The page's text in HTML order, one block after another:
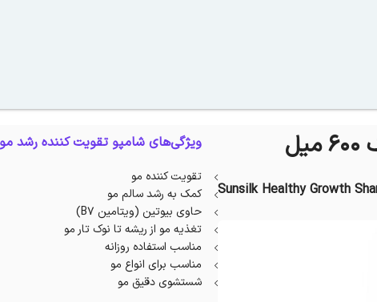
Sunsilk Healthy Growth
ویژگی‌های شامپو تقویت کننده رشد
تقویت کننده مو
کمک به رشد سالم مو
حاوی بیوتین (ویتامین B۷)
تغذیه مو از ریشه تا نوک تار مو
مناسب استفاده روزانه
مناسب برای انواع مو
شستشوی دقیق مو